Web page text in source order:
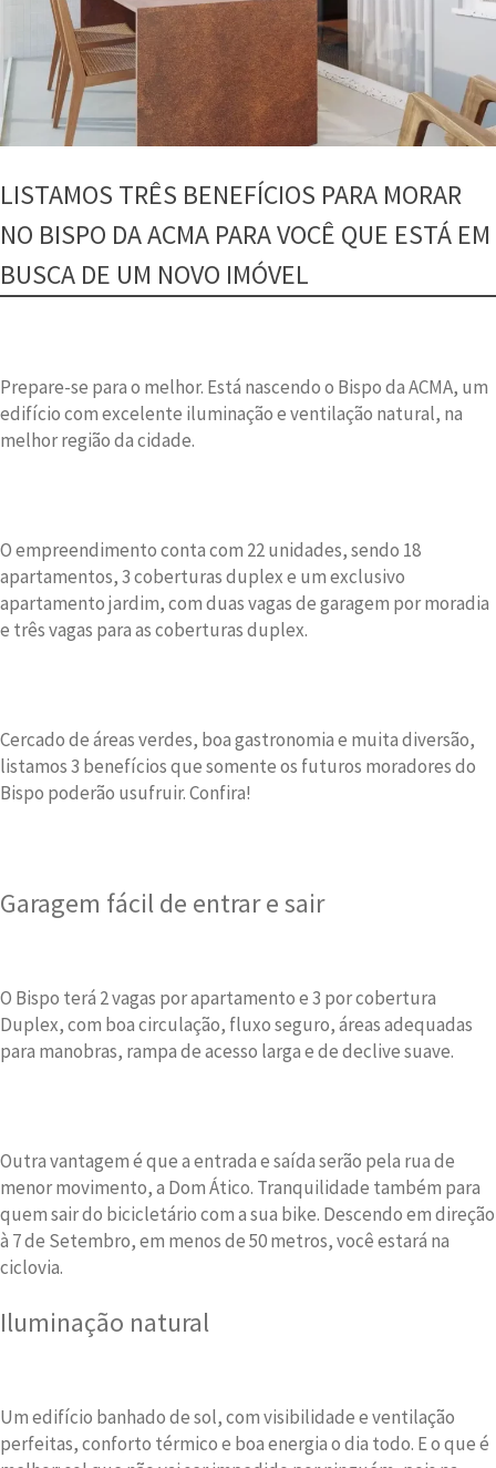
LISTAMOS TRÊS BENEFÍCIOS PARA MORAR
NO BISPO DA ACMA PARA VOCÊ QUE ESTÁ EM
BUSCA DE UM NOVO IMÓVEL
Prepare-se para o melhor. Está nascendo o Bispo da ACMA, um
edifício com excelente iluminação e ventilação natural, na
melhor região da cidade.
O empreendimento conta com 22 unidades, sendo 18
apartamentos, 3 coberturas duplex e um exclusivo
apartamento jardim, com duas vagas de garagem por moradia
e três vagas para as coberturas duplex.
Cercado de áreas verdes, boa gastronomia e muita diversão,
listamos 3 benefícios que somente os futuros moradores do
Bispo poderão usufruir. Confira!
Garagem fácil de entrar e sair
O Bispo terá 2 vagas por apartamento e 3 por cobertura
Duplex, com boa circulação, fluxo seguro, áreas adequadas
para manobras, rampa de acesso larga e de declive suave.
Outra vantagem é que a entrada e saída serão pela rua de
menor movimento, a Dom Ático. Tranquilidade também para
quem sair do bicicletário com a sua bike. Descendo em direção
à 7 de Setembro, em menos de 50 metros, você estará na
ciclovia.
Iluminação natural
Um edifício banhado de sol, com visibilidade e ventilação
perfeitas, conforto térmico e boa energia o dia todo. E o que é